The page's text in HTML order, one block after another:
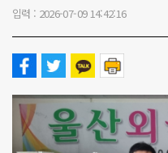
입력 : 2026-07-09 14:42:16